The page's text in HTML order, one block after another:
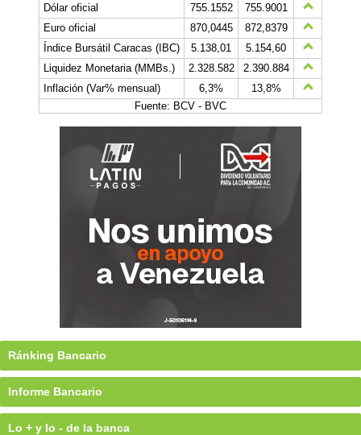
Dólar oficial
755.1552
755.9001
Euro oficial
870,0445
872,8379
Índice Bursátil Caracas (IBC)
5.138,01
5.154,60
Liquidez Monetaria (MMBs.)
2.328.582
2.390.884
Inflación (Var% mensual)
6,3%
13,8%
Fuente: BCV - BVC
Ránking Bancario
Informe Bancario
Lo + y lo - de la banca